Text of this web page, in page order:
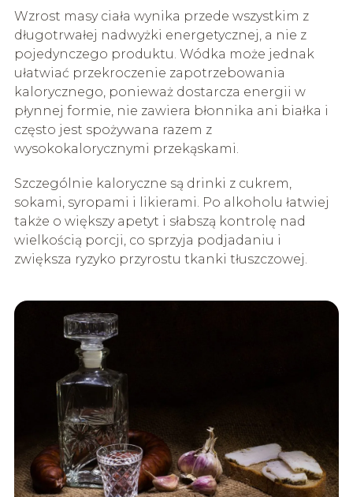
Wzrost masy ciała wynika przede wszystkim z
długotrwałej nadwyżki energetycznej, a nie z
pojedynczego produktu. Wódka może jednak
ułatwiać przekroczenie zapotrzebowania
kalorycznego, ponieważ dostarcza energii w
płynnej formie, nie zawiera błonnika ani białka i
często jest spożywana razem z
wysokokalorycznymi przekąskami.
Szczególnie kaloryczne są drinki z cukrem,
sokami, syropami i likierami. Po alkoholu łatwiej
także o większy apetyt i słabszą kontrolę nad
wielkością porcji, co sprzyja podjadaniu i
zwiększa ryzyko przyrostu tkanki tłuszczowej.